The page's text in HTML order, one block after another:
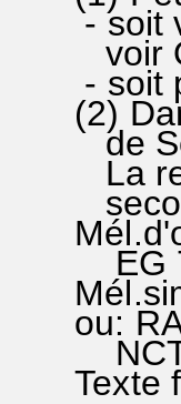
- soit
voir
- soit
(2)
de
La
EG
ou:
Texte